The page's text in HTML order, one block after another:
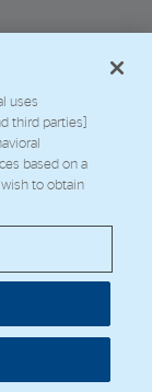
uses
third parties]
based on a
to obtain